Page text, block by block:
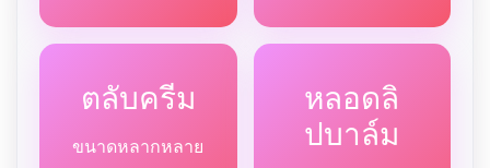
ตลับครีม
ขนาดหลากหลาย
หลอดลิ
ปบาล์ม